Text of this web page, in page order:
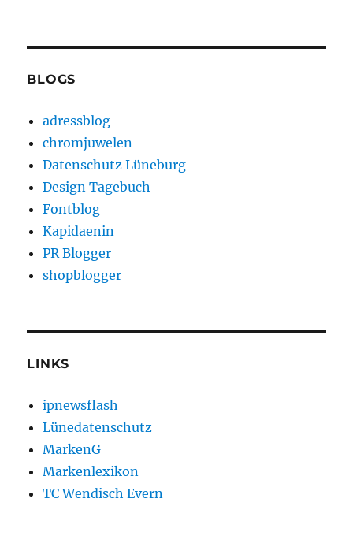
BLOGS
adressblog
chromjuwelen
Datenschutz Lüneburg
Design Tagebuch
Fontblog
Kapidaenin
PR Blogger
shopblogger
LINKS
ipnewsflash
Lünedatenschutz
MarkenG
Markenlexikon
TC Wendisch Evern